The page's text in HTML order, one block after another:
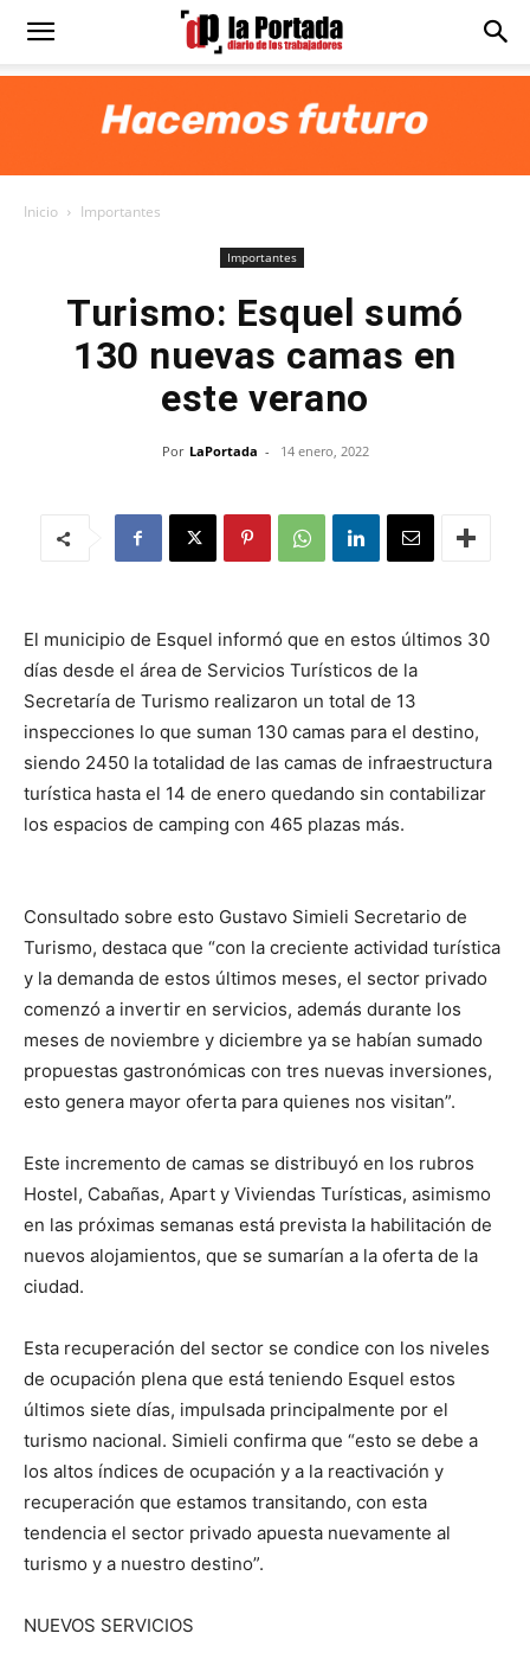
Diario
Inicio Importantes
Importantes
Turismo: Esquel sumó
130 nuevas camas en
este verano
Por LaPortada - 14 enero, 2022
El municipio de Esquel informó que en estos últimos 30
días desde el área de Servicios Turísticos de la
Secretaría de Turismo realizaron un total de 13
inspecciones lo que suman 130 camas para el destino,
siendo 2450 la totalidad de las camas de infraestructura
turística hasta el 14 de enero quedando sin contabilizar
los espacios de camping con 465 plazas más.
Consultado sobre esto Gustavo Simieli Secretario de
Turismo, destaca que “con la creciente actividad turística
y la demanda de estos últimos meses, el sector privado
comenzó a invertir en servicios, además durante los
meses de noviembre y diciembre ya se habían sumado
propuestas gastronómicas con tres nuevas inversiones,
esto genera mayor oferta para quienes nos visitan”.
Este incremento de camas se distribuyó en los rubros
Hostel, Cabañas, Apart y Viviendas Turísticas, asimismo
en las próximas semanas está prevista la habilitación de
nuevos alojamientos, que se sumarían a la oferta de la
ciudad.
Esta recuperación del sector se condice con los niveles
de ocupación plena que está teniendo Esquel estos
últimos siete días, impulsada principalmente por el
turismo nacional. Simieli confirma que “esto se debe a
los altos índices de ocupación y a la reactivación y
recuperación que estamos transitando, con esta
tendencia el sector privado apuesta nuevamente al
turismo y a nuestro destino”.
NUEVOS SERVICIOS